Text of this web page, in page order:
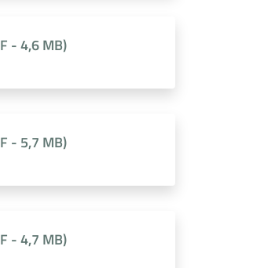
- 4,6 MB)
- 5,7 MB)
- 4,7 MB)